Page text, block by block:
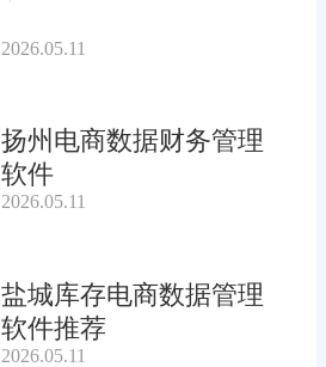
2026.05.11
扬州电商数据财务管理
软件
2026.05.11
盐城库存电商数据管理
软件推荐
2026.05.11